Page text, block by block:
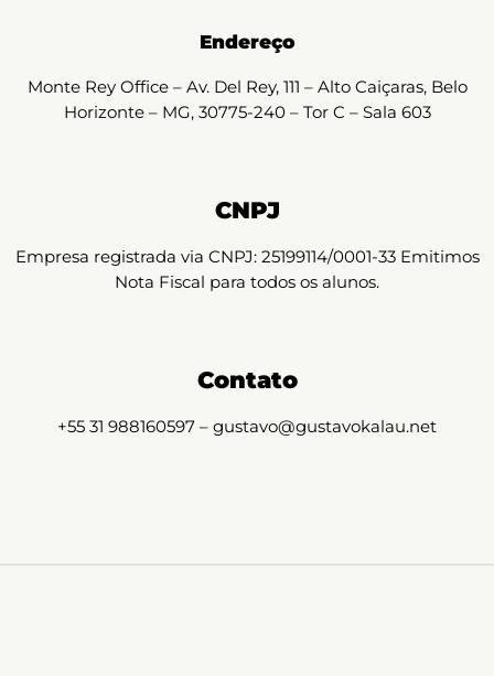
Endereço
Monte Rey Office – Av. Del Rey, 111 – Alto Caiçaras, Belo
Horizonte – MG, 30775-240 – Tor C – Sala 603
CNPJ
Empresa registrada via CNPJ: 25199114/0001-33 Emitimos
Nota Fiscal para todos os alunos.
Contato
+55 31 988160597 – gustavo@gustavokalau.net